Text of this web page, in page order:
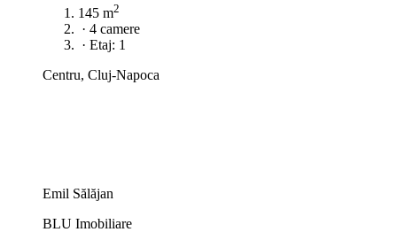
145 m2
· 4 camere
· Etaj: 1
Centru, Cluj-Napoca
Emil Sălăjan
BLU Imobiliare